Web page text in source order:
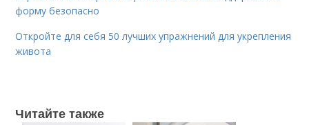
форму безопасно
Откройте для себя 50 лучших упражнений для укрепления
живота
Читайте также